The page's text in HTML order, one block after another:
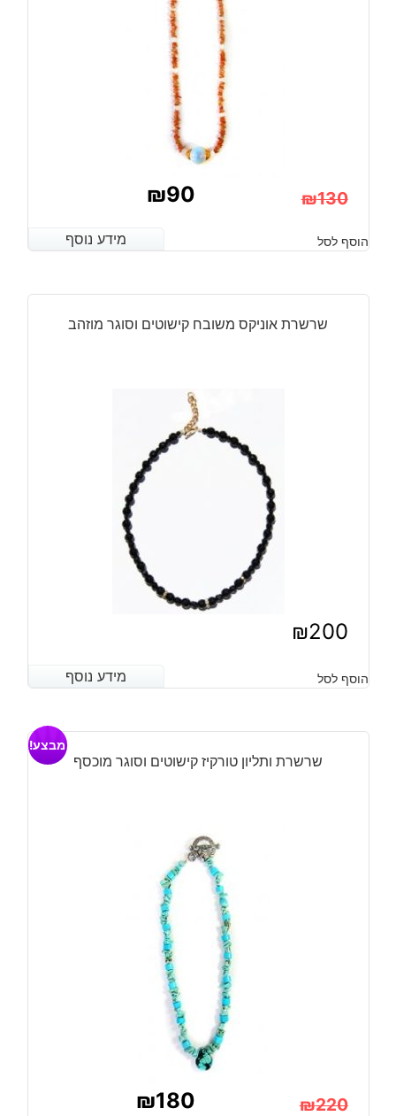
₪130
המקורי
היה:
₪130.
₪90
הנוכחי
הוא:
₪90.
מידע נוסף הוסף לסל מידע נוסף
שרשרת אוניקס משובח קישוטים וסוגר מוזהב
₪200
מידע נוסף הוסף לסל מידע נוסף
שרשרת ותליון טורקיז קישוטים וסוגר מוכסף
מבצע!
₪220
₪180